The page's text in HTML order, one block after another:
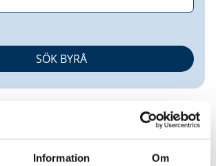
Information Om